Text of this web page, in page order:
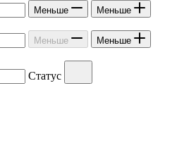
Меньше Меньше
Меньше Меньше
Статус